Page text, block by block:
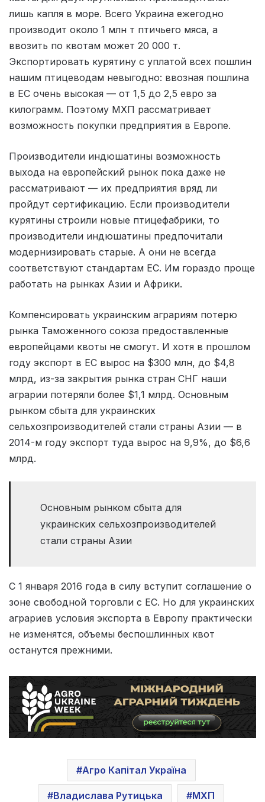
лишь капля в море. Всего Украина ежегодно
производит около 1 млн т птичьего мяса, а
ввозить по квотам может 20 000 т.
Экспортировать курятину с уплатой всех пошлин
нашим птицеводам невыгодно: ввозная пошлина
в ЕС очень высокая — от 1,5 до 2,5 евро за
килограмм. Поэтому МХП рассматривает
возможность покупки предприятия в Европе.
Производители индюшатины возможность
выхода на европейский рынок пока даже не
рассматривают — их предприятия вряд ли
пройдут сертификацию. Если производители
курятины строили новые птицефабрики, то
производители индюшатины предпочитали
модернизировать старые. А они не всегда
соответствуют стандартам ЕС. Им гораздо проще
работать на рынках Азии и Африки.
Компенсировать украинским аграриям потерю
рынка Таможенного союза предоставленные
европейцами квоты не смогут. И хотя в прошлом
году экспорт в ЕС вырос на $300 млн, до $4,8
млрд, из-за закрытия рынка стран СНГ наши
аграрии потеряли более $1,1 млрд. Основным
рынком сбыта для украинских
сельхозпроизводителей стали страны Азии — в
2014-м году экспорт туда вырос на 9,9%, до $6,6
млрд.
Основным рынком сбыта для
украинских сельхозпроизводителей
стали страны Азии
С 1 января 2016 года в силу вступит соглашение о
зоне свободной торговли с ЕС. Но для украинских
аграриев условия экспорта в Европу практически
не изменятся, объемы беспошлинных квот
останутся прежними.
Агро Капітал Україна
Владислава Рутицька МХП